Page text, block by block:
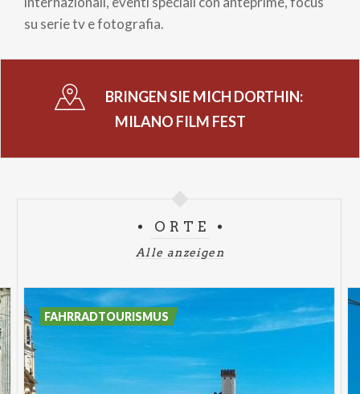
su serie tv e fotografia.
BRINGEN SIE MICH DORTHIN:
MILANO FILM FEST
ORTE
Alle anzeigen
FAHRRADTOURISMUS